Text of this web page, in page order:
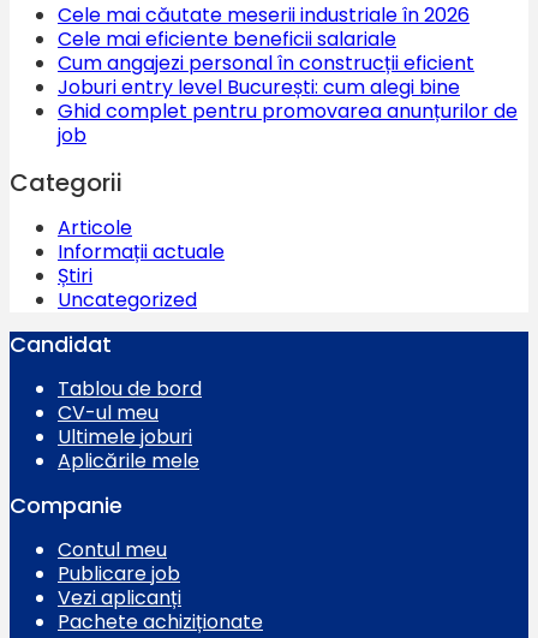
Cele mai căutate meserii industriale în 2026
Cele mai eficiente beneficii salariale
Cum angajezi personal în construcții eficient
Joburi entry level București: cum alegi bine
Ghid complet pentru promovarea anunțurilor de
job
Categorii
Articole
Informații actuale
Știri
Uncategorized
Candidat
Tablou de bord
CV-ul meu
Ultimele joburi
Aplicările mele
Companie
Contul meu
Publicare job
Vezi aplicanți
Pachete achiziționate